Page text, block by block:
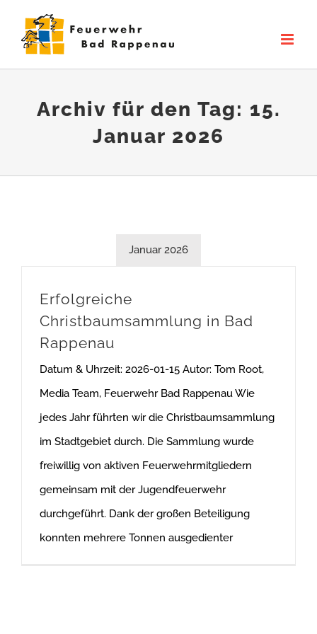
Inhalt
Archiv für den Tag: 15.
Januar 2026
Januar 2026
Erfolgreiche
Christbaumsammlung in Bad
Rappenau
Datum & Uhrzeit: 2026-01-15 Autor: Tom Root,
Media Team, Feuerwehr Bad Rappenau Wie
jedes Jahr führten wir die Christbaumsammlung
im Stadtgebiet durch. Die Sammlung wurde
freiwillig von aktiven Feuerwehrmitgliedern
gemeinsam mit der Jugendfeuerwehr
durchgeführt. Dank der großen Beteiligung
konnten mehrere Tonnen ausgedienter